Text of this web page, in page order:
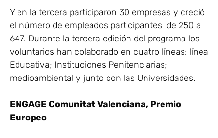
Y en la tercera participaron 30 empresas y creció
el número de empleados participantes, de 250 a
647. Durante la tercera edición del programa los
voluntarios han colaborado en cuatro líneas: línea
Educativa; Instituciones Penitenciarias;
medioambiental y junto con las Universidades.
ENGAGE Comunitat Valenciana, Premio
Europeo